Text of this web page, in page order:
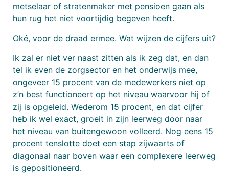
metselaar of stratenmaker met pensioen gaan als
hun rug het niet voortijdig begeven heeft.
Oké, voor de draad ermee. Wat wijzen de cijfers uit?
Ik zal er niet ver naast zitten als ik zeg dat, en dan
tel ik even de zorgsector en het onderwijs mee,
ongeveer 15 procent van de medewerkers niet op
z’n best functioneert op het niveau waarvoor hij of
zij is opgeleid. Wederom 15 procent, en dat cijfer
heb ik wel exact, groeit in zijn leerweg door naar
het niveau van buitengewoon volleerd. Nog eens 15
procent tenslotte doet een stap zijwaarts of
diagonaal naar boven waar een complexere leerweg
is gepositioneerd.